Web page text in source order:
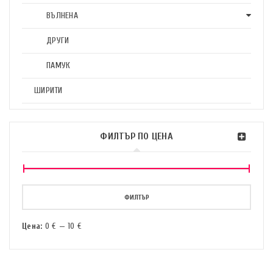
ВЪЛНЕНА
ДРУГИ
ПАМУК
ШИРИТИ
ФИЛТЪР ПО ЦЕНА
ФИЛТЪР
Цена: 0 € — 10 €